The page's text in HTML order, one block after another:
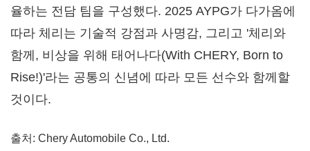
율하는 전담 팀을 구성했다. 2025 AYPG가 다가옴에
따라 체리는 기술적 강점과 사명감, 그리고 '체리와
함께, 비상을 위해 태어나다(With CHERY, Born to
Rise!)'라는 공통의 신념에 따라 모든 선수와 함께할
것이다.
출처: Chery Automobile Co., Ltd.